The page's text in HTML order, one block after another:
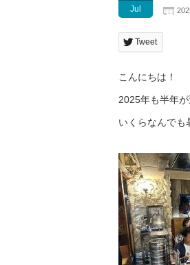
Jul
Tweet
こんにちは！
2025年も半年が
いくらなんでも